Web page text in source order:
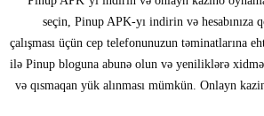
seçin, Pinup APK-yı indirin və hesabınıza
çalışması üçün cep telefonunuzun təminatlarına
ilə Pinup bloguna abunə olun və yeniliklərə
və qısmaqan yük alınması mümkün. Onlayn